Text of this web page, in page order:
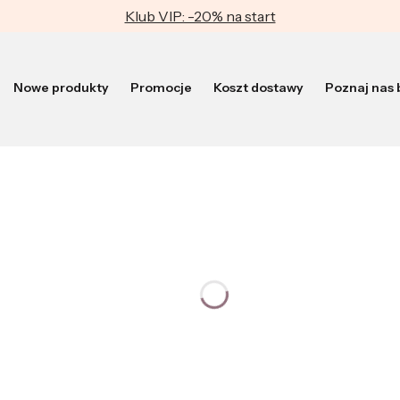
Klub VIP: -20% na start
Nowe produkty Promocje Koszt dostawy Poznaj nas